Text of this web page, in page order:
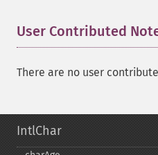
User Contributed
There are no user
IntlChar